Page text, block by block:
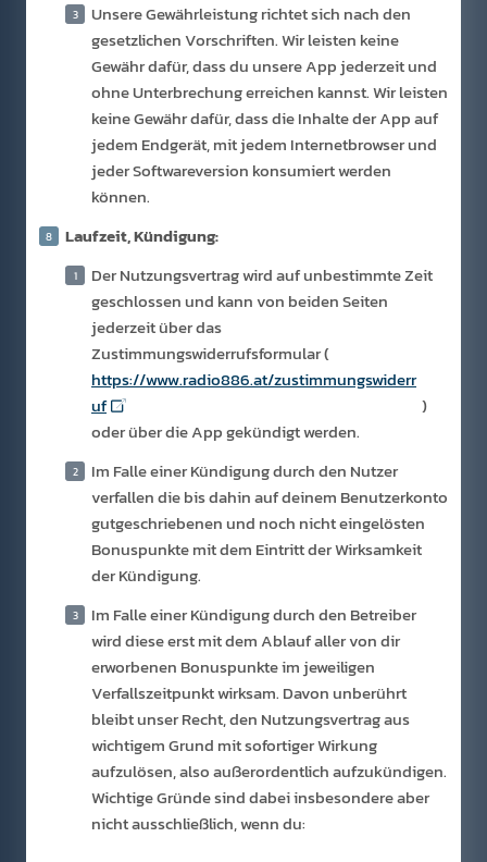
Unsere Gewährleistung richtet sich nach den
gesetzlichen Vorschriften. Wir leisten keine
Gewähr dafür, dass du unsere App jederzeit und
ohne Unterbrechung erreichen kannst. Wir leisten
keine Gewähr dafür, dass die Inhalte der App auf
jedem Endgerät, mit jedem Internetbrowser und
jeder Softwareversion konsumiert werden
können.
Laufzeit, Kündigung:
Der Nutzungsvertrag wird auf unbestimmte Zeit
geschlossen und kann von beiden Seiten
jederzeit über das
Zustimmungswiderrufsformular (
https://www.radio886.at/zustimmungswiderr
uf
)
oder über die App gekündigt werden.
Im Falle einer Kündigung durch den Nutzer
verfallen die bis dahin auf deinem Benutzerkonto
gutgeschriebenen und noch nicht eingelösten
Bonuspunkte mit dem Eintritt der Wirksamkeit
der Kündigung.
Im Falle einer Kündigung durch den Betreiber
wird diese erst mit dem Ablauf aller von dir
erworbenen Bonuspunkte im jeweiligen
Verfallszeitpunkt wirksam. Davon unberührt
bleibt unser Recht, den Nutzungsvertrag aus
wichtigem Grund mit sofortiger Wirkung
aufzulösen, also außerordentlich aufzukündigen.
Wichtige Gründe sind dabei insbesondere aber
nicht ausschließlich, wenn du: